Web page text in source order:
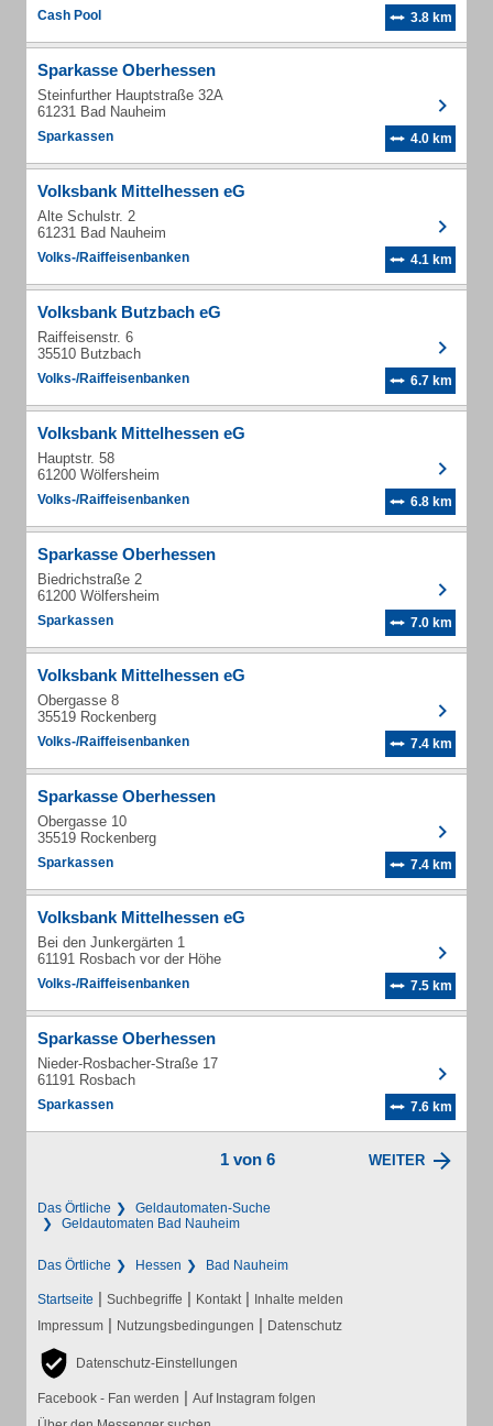
Cash Pool 3.8 km
Sparkasse Oberhessen
Steinfurther Hauptstraße 32A
61231 Bad Nauheim
Sparkassen 4.0 km
Volksbank Mittelhessen eG
Alte Schulstr. 2
61231 Bad Nauheim
Volks-/Raiffeisenbanken 4.1 km
Volksbank Butzbach eG
Raiffeisenstr. 6
35510 Butzbach
Volks-/Raiffeisenbanken 6.7 km
Volksbank Mittelhessen eG
Hauptstr. 58
61200 Wölfersheim
Volks-/Raiffeisenbanken 6.8 km
Sparkasse Oberhessen
Biedrichstraße 2
61200 Wölfersheim
Sparkassen 7.0 km
Volksbank Mittelhessen eG
Obergasse 8
35519 Rockenberg
Volks-/Raiffeisenbanken 7.4 km
Sparkasse Oberhessen
Obergasse 10
35519 Rockenberg
Sparkassen 7.4 km
Volksbank Mittelhessen eG
Bei den Junkergärten 1
61191 Rosbach vor der Höhe
Volks-/Raiffeisenbanken 7.5 km
Sparkasse Oberhessen
Nieder-Rosbacher-Straße 17
61191 Rosbach
Sparkassen 7.6 km
1 von 6 WEITER
Das Örtliche
Geldautomaten-Suche
Geldautomaten Bad Nauheim
Das Örtliche Hessen Bad Nauheim
Startseite | Suchbegriffe | Kontakt | Inhalte melden
Impressum | Nutzungsbedingungen | Datenschutz
Datenschutz-Einstellungen
Facebook - Fan werden | Auf Instagram folgen